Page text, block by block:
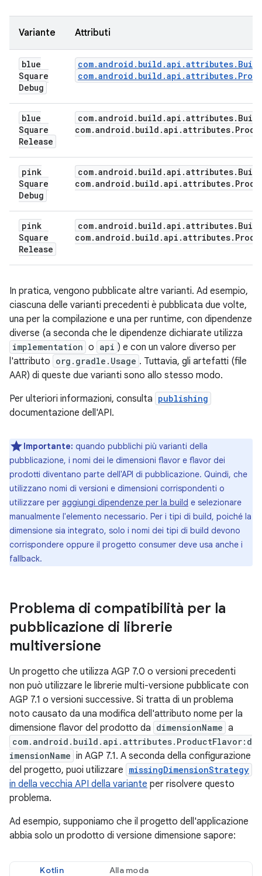
Variante Attributi
blue
Square
Debug
blue
Square
Release
com.android . build .api .attributes. Build
com.android . build .api .attributes.
pink
Square
Debug
com.android . build .api .attributes. Build
com.android . build .api .attributes.
pink
Square
Release
com.android . build .api .attributes. Build
com.android . build .api .attributes.
In pratica, vengono pubblicate altre varianti. Ad esempio,
ciascuna delle varianti precedenti è pubblicata due volte,
una per la compilazione e una per runtime, con dipendenze
diverse (a seconda che le dipendenze dichiarate utilizza
implementation o api ) e con un valore diverso per
l'attributo org.gradle.Usage . Tuttavia, gli artefatti (file
AAR) di queste due varianti sono allo stesso modo.
Per ulteriori informazioni, consulta publishing
documentazione dell'API.
Importante: quando pubblichi più varianti della
pubblicazione, i nomi dei le dimensioni flavor e flavor dei
prodotti diventano parte dell'API di pubblicazione. Quindi, che
utilizzano nomi di versioni e dimensioni corrispondenti o
utilizzare per aggiungi dipendenze per la build e selezionare
manualmente l'elemento necessario. Per i tipi di build, poiché la
dimensione sia integrato, solo i nomi dei tipi di build devono
corrispondere oppure il progetto consumer deve usa anche i
fallback.
Problema di compatibilità per la
pubblicazione di librerie
multiversione
Un progetto che utilizza AGP 7.0 o versioni precedenti
non può utilizzare le librerie multi-versione pubblicate con
AGP 7.1 o versioni successive. Si tratta di un problema
noto causato da una modifica dell'attributo nome per la
dimensione flavor del prodotto da dimensionName a
com.android.build.api.attributes.ProductFlavor:d
imensionName in AGP 7.1. A seconda della configurazione
del progetto, puoi utilizzare missingDimensionStrategy
in della vecchia API della variante per risolvere questo
problema.
Ad esempio, supponiamo che il progetto dell'applicazione
abbia solo un prodotto di versione dimensione sapore:
Kotlin Alla moda